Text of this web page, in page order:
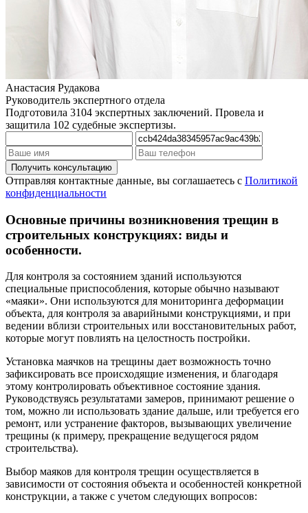
Анастасия Рудакова
Руководитель экспертного отдела
Подготовила 3104 экспертных заключений. Провела и
защитила 102 судебные экспертизы.
Отправляя контактные данные, вы соглашаетесь с Политикой
конфиденциальности
Основные причины возникновения трещин в
строительных конструкциях: виды и
особенности.
Для контроля за состоянием зданий используются
специальные приспособления, которые обычно называют
«маяки». Они используются для мониторинга деформации
объекта, для контроля за аварийными конструкциями, и при
ведении вблизи строительных или восстановительных работ,
которые могут повлиять на целостность постройки.
Установка маячков на трещины дает возможность точно
зафиксировать все происходящие изменения, и благодаря
этому контролировать объективное состояние здания.
Руководствуясь результатами замеров, принимают решение о
том, можно ли использовать здание дальше, или требуется его
ремонт, или устранение факторов, вызывающих увеличение
трещины (к примеру, прекращение ведущегося рядом
строительства).
Выбор маяков для контроля трещин осуществляется в
зависимости от состояния объекта и особенностей конкретной
конструкции, а также с учетом следующих вопросов: